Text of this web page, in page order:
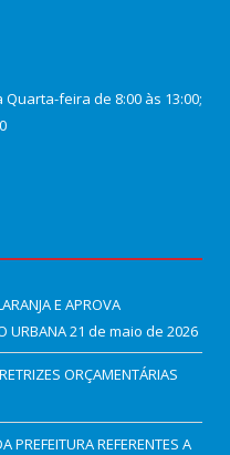
feira de 8:00 às 13:00;
E APROVA
URBANA21 de maio de 2026
ORÇAMENTÁRIAS
PREFEITURA REFERENTES A